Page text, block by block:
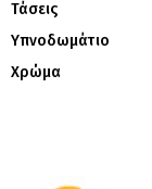
Τάσεις
Υπνοδωμάτιο
Χρώμα